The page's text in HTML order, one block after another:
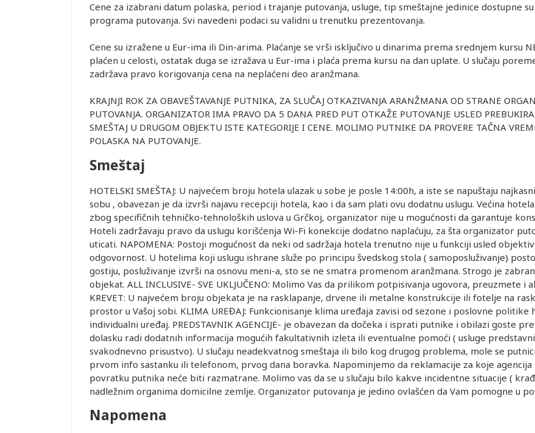
Cene za izabrani datum polaska, period i trajanje putovanja, usluge, tip smeštajne jedinice dostupne
programa putovanja. Svi navedeni podaci su validni u trenutku prezentovanja.
Cene su izražene u Eur-ima ili Din-arima. Plaćanje se vrši isključivo u dinarima prema srednjem kursu
plaćen u celosti, ostatak duga se izražava u Eur-ima i plaća prema kursu na dan uplate. U slučaju
zadržava pravo korigovanja cena na neplaćeni deo aranžmana.
KRAJNJI ROK ZA OBAVEŠTAVANJE PUTNIKA, ZA SLUČAJ OTKAZIVANJA ARANŽMANA OD STRANE
PUTOVANJA. ORGANIZATOR IMA PRAVO DA 5 DANA PRED PUT OTKAŽE PUTOVANJE USLED
SMEŠTAJ U DRUGOM OBJEKTU ISTE KATEGORIJE I CENE. MOLIMO PUTNIKE DA PROVERE TAČNA
POLASKA NA PUTOVANJE.
Smeštaj
HOTELSKI SMEŠTAJ: U najvećem broju hotela ulazak u sobe je posle 14:00h, a iste se napuštaju
sobu , obavezan je da izvrši najavu recepciji hotela, kao i da sam plati ovu dodatnu uslugu. Većina
zbog specifičnih tehničko-tehnoloških uslova u Grčkoj, organizator nije u mogućnosti da garantuje
Hoteli zadržavaju pravo da uslugu korišćenja Wi-Fi konekcije dodatno naplaćuju, za šta organizator
uticati. NAPOMENA: Postoji mogućnost da neki od sadržaja hotela trenutno nije u funkciji usled
odgovornost. U hotelima koji uslugu ishrane služe po principu švedskog stola ( samoposluživanje)
gostiju, posluživanje izvrši na osnovu meni-a, sto se ne smatra promenom aranžmana. Strogo je
objekat. ALL INCLUSIVE- SVE UKLJUČENO: Molimo Vas da prilikom potpisivanja ugovora, preuzmete i
KREVET: U najvećem broju objekata je na rasklapanje, drvene ili metalne konstrukcije ili fotelje na
prostor u Vašoj sobi. KLIMA UREĐAJ: Funkcionisanje klima uređaja zavisi od sezone i poslovne
individualni uređaj. PREDSTAVNIK AGENCIJE- je obavezan da dočeka i isprati putnike i obilazi goste
dolasku radi dodatnih informacija mogućih fakultativnih izleta ili eventualne pomoći ( usluge
svakodnevno prisustvo). U slučaju neadekvatnog smeštaja ili bilo kog drugog problema, mole se
prvom info sastanku ili telefonom, prvog dana boravka. Napominjemo da reklamacije za koje
povratku putnika neće biti razmatrane. Molimo vas da se u slučaju bilo kakve incidentne situacije (
nadležnim organima domicilne zemlje. Organizator putovanja je jedino ovlašćen da Vam pomogne u
Napomena